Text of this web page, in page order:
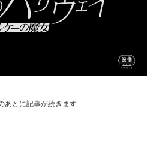
あとに記事が続きます